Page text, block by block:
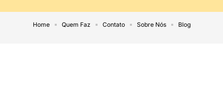
Home Quem Faz Contato Sobre Nós Blog